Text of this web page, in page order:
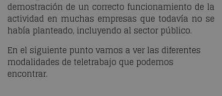
demostración de un correcto funcionamiento de la
actividad en muchas empresas que todavía no se
había planteado, incluyendo al sector público.
En el siguiente punto vamos a ver las diferentes
modalidades de teletrabajo que podemos
encontrar.